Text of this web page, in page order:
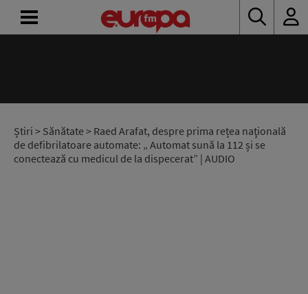
Știri > Sănătate> Raed Arafat, despre prima rețea naţională
de defibrilatoare automate: „ Automat sună la 112 și se
conectează cu medicul de la dispecerat” | AUDIO
RADIO
CONCURSURI